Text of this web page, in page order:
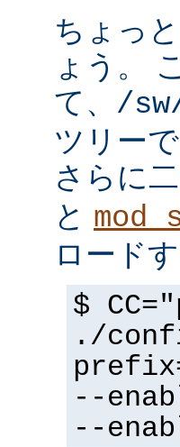
ちょっ
ょう。
て、 /
ツリー
さらに
と
ロード
$
./
--
--